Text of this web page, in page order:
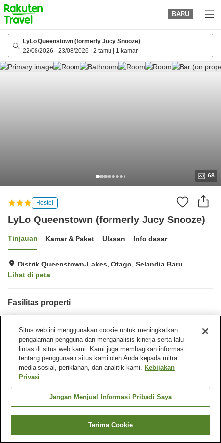
to
top
page
BARU
LyLo Queenstown (formerly Jucy Snooze)
22/08/2026 - 23/08/2026 2 tamu 1 kamar
68
Hostel
LyLo Queenstown (formerly Jucy Snooze)
Tinjauan Kamar & Paket Ulasan Info dasar
Distrik Queenstown-Lakes, Otago, Selandia Baru
Lihat di peta
Fasilitas properti
Restoran
Benar-benar bebas rokok
Laundry
Lounge eksekutif
Beranda Selandia Baru Otago
Distrik Queenstown-Lakes
LyLo Queenstown (formerly Jucy Snooze)
Cari kamar
Situs web ini menggunakan cookie untuk meningkatkan
pengalaman pengguna dan menganalisis kinerja serta lalu
lintas di situs web kami. Kami juga membagikan informasi
tentang penggunaan situs kami oleh Anda kepada mitra
media sosial, periklanan, dan analitik kami. Kebijakan
Privasi
Jangan Menjual Informasi Pribadi Saya
Terima Cookie